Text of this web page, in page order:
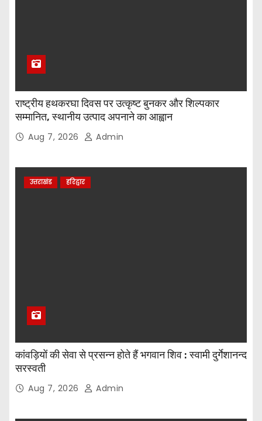
राष्ट्रीय हथकरघा दिवस पर उत्कृष्ट बुनकर और शिल्पकार
सम्मानित, स्थानीय उत्पाद अपनाने का आह्वान
Aug 7, 2026 Admin
उत्तराखंड हरिद्वार
कांवड़ियों की सेवा से प्रसन्न होते हैं भगवान शिव : स्वामी दुर्गेशानन्द
सरस्वती
Aug 7, 2026 Admin